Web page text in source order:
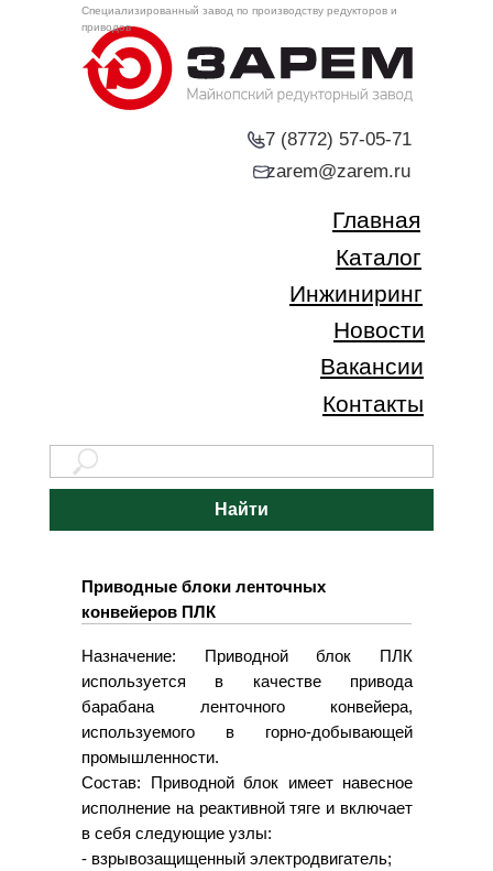
+7 (8772) 57-05-71
Каталог
Инжиниринг
Новости
Главная
Контакты
Вакансии
zarem@zarem.ru
Специализированный завод по производству редукторов и
приводов
Найти
Приводные блоки ленточных
конвейеров ПЛК
Назначение: Приводной блок ПЛК
используется в качестве привода
барабана ленточного конвейера,
используемого в горно-добывающей
промышленности.
Состав: Приводной блок имеет навесное
исполнение на реактивной тяге и включает
в себя следующие узлы:
- взрывозащищенный электродвигатель;